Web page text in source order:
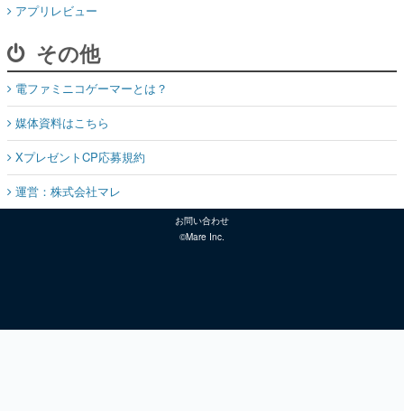
アプリレビュー
その他
電ファミニコゲーマーとは？
媒体資料はこちら
XプレゼントCP応募規約
運営：株式会社マレ
お問い合わせ
©Mare Inc.